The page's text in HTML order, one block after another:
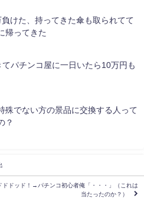
けた、持ってきた傘も取られてて
帰ってきた
てパチンコ屋に一日いたら10万円も
殊でない方の景品に交換する人って
？
ドッド！→パチンコ初心者俺「・・・」（これは
当たったのか？）